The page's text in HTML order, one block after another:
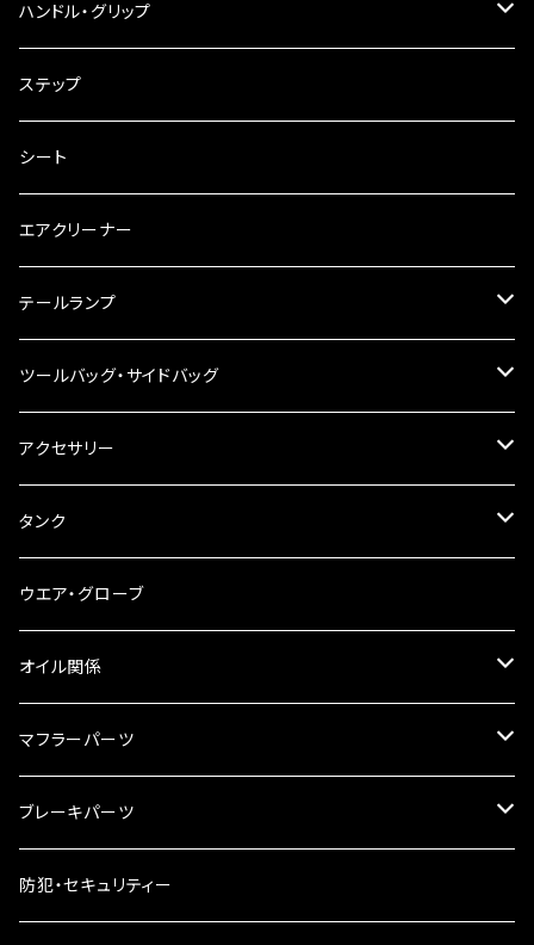
ウインカークランプ
配線・リレー
インテークマニホールド
電装・配線・キボシ等
キャブレター
チェーン
工具類
ハンドル・グリップ
グリップ
バーハン
ハンドルパーツ
ハンドルスイッチ
その他
ハンドルポスト
ハンドルブレース
ステアリングダンパー
ブレーキ・クラッチレバー
スマホホルダー
ステップ
シート
エアクリーナー
テールランプ
ナンバー灯
ツールバッグ・サイドバッグ
ツールバッグ
サイドバッグ
サイドバッグサポート
リアBOX
ハードケース
アクセサリー
USB電源
電装系
タンク
タンク本体
タンクキャップ
タンクシール
ケミカル
ウエア・グローブ
オイル関係
4スト用エンジンオイル
2スト用エンジンオイル
ギアオイル
マフラーパーツ
マフラーガード
バンテージタイプ
ブレーキパーツ
ブレーキシュー
防犯・セキュリティー